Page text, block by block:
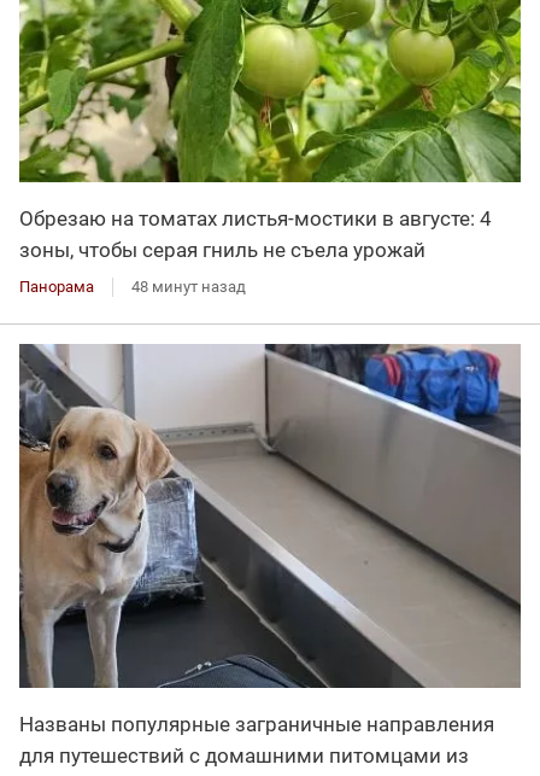
Обрезаю на томатах листья-мостики в августе: 4
зоны, чтобы серая гниль не съела урожай
Панорама 48 минут назад
Названы популярные заграничные направления
для путешествий с домашними питомцами из